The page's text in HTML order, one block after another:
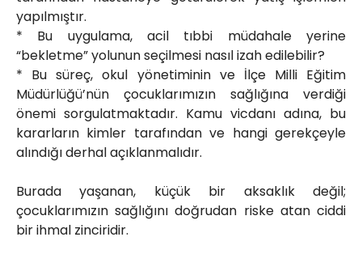
yapılmıştır.
* Bu uygulama, acil tıbbi müdahale yerine
“bekletme” yolunun seçilmesi nasıl izah edilebilir?
* Bu süreç, okul yönetiminin ve İlçe Milli Eğitim
Müdürlüğü’nün çocuklarımızın sağlığına verdiği
önemi sorgulatmaktadır. Kamu vicdanı adına, bu
kararların kimler tarafından ve hangi gerekçeyle
alındığı derhal açıklanmalıdır.
Burada yaşanan, küçük bir aksaklık değil;
çocuklarımızın sağlığını doğrudan riske atan ciddi
bir ihmal zinciridir.